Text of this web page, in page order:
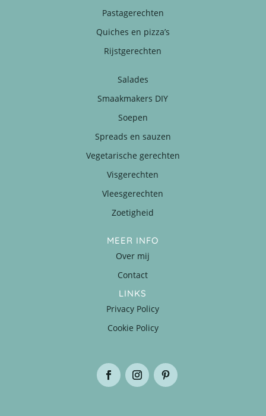
Pastagerechten
Quiches en pizza’s
Rijstgerechten
Salades
Smaakmakers DIY
Soepen
Spreads en sauzen
Vegetarische gerechten
Visgerechten
Vleesgerechten
Zoetigheid
MEER INFO
Over mij
Contact
LINKS
Privacy Policy
Cookie Policy